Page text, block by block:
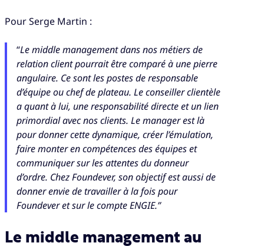
Pour Serge Martin :
“Le middle management dans nos métiers de
relation client pourrait être comparé à une pierre
angulaire. Ce sont les postes de responsable
d’équipe ou chef de plateau. Le conseiller clientèle
a quant à lui, une responsabilité directe et un lien
primordial avec nos clients. Le manager est là
pour donner cette dynamique, créer l’émulation,
faire monter en compétences des équipes et
communiquer sur les attentes du donneur
d’ordre. Chez Foundever, son objectif est aussi de
donner envie de travailler à la fois pour
Foundever et sur le compte ENGIE.”
Le middle management au